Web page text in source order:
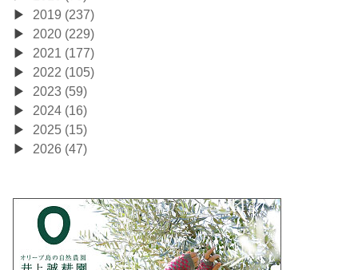
2019 (237)
2020 (229)
2021 (177)
2022 (105)
2023 (59)
2024 (16)
2025 (15)
2026 (47)